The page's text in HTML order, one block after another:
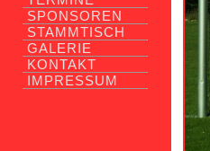
SPONSOREN
STAMMTISCH
GALERIE
KONTAKT
IMPRESSUM